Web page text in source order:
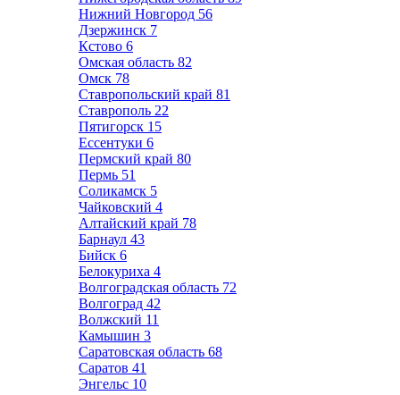
Нижний Новгород 56
Дзержинск 7
Кстово 6
Омская область 82
Омск 78
Ставропольский край 81
Ставрополь 22
Пятигорск 15
Ессентуки 6
Пермский край 80
Пермь 51
Соликамск 5
Чайковский 4
Алтайский край 78
Барнаул 43
Бийск 6
Белокуриха 4
Волгоградская область 72
Волгоград 42
Волжский 11
Камышин 3
Саратовская область 68
Саратов 41
Энгельс 10